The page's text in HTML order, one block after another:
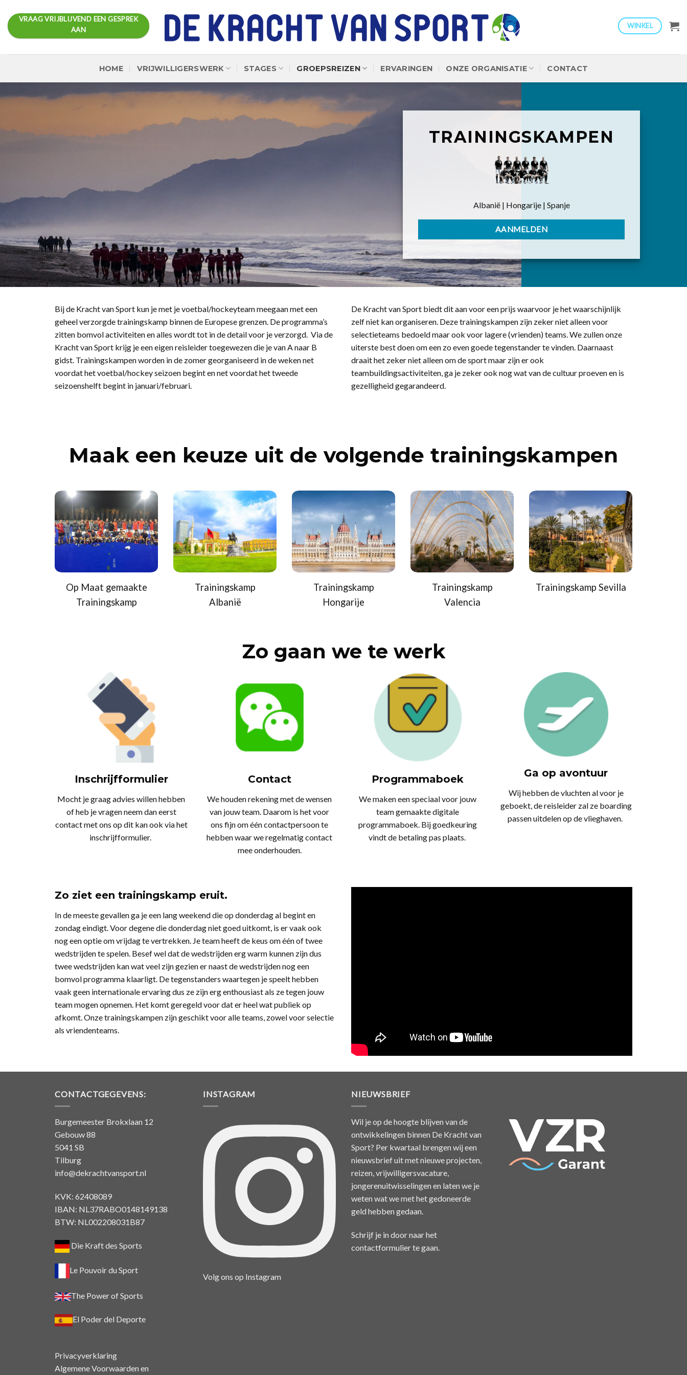
naar
inhoud
VRAAG VRIJBLIJVEND EEN GESPREK
AAN
WINKEL
HOME VRIJWILLIGERSWERK STAGES GROEPSREIZEN ERVARINGEN ONZE ORGANISATIE CONTACT
TRAININGSKAMPEN
Albanië | Hongarije | Spanje
AANMELDEN
Bij de Kracht van Sport kun je met je voetbal/hockeyteam meegaan met een
geheel verzorgde trainingskamp binnen de Europese grenzen. De programma’s
zitten bomvol activiteiten en alles wordt tot in de detail voor je verzorgd. Via de
Kracht van Sport krijg je een eigen reisleider toegewezen die je van A naar B
gidst. Trainingskampen worden in de zomer georganiseerd in de weken net
voordat het voetbal/hockey seizoen begint en net voordat het tweede
seizoenshelft begint in januari/februari.
De Kracht van Sport biedt dit aan voor een prijs waarvoor je het waarschijnlijk
zelf niet kan organiseren. Deze trainingskampen zijn zeker niet alleen voor
selectieteams bedoeld maar ook voor lagere (vrienden) teams. We zullen onze
uiterste best doen om een zo even goede tegenstander te vinden. Daarnaast
draait het zeker niet alleen om de sport maar zijn er ook
teambuildingsactiviteiten, ga je zeker ook nog wat van de cultuur proeven en is
gezelligheid gegarandeerd.
Maak een keuze uit de volgende trainingskampen
Op Maat gemaakte
Trainingskamp
Trainingskamp
Albanië
Trainingskamp
Hongarije
Trainingskamp
Valencia
Trainingskamp Sevilla
Zo gaan we te werk
Inschrijfformulier
Mocht je graag advies willen hebben
of heb je vragen neem dan eerst
contact met ons op dit kan ook via het
inschrijfformulier.
Contact
We houden rekening met de wensen
van jouw team. Daarom is het voor
ons fijn om één contactpersoon te
hebben waar we regelmatig contact
mee onderhouden.
Programmaboek
We maken een speciaal voor jouw
team gemaakte digitale
programmaboek. Bij goedkeuring
vindt de betaling pas plaats.
Ga op avontuur
Wij hebben de vluchten al voor je
geboekt, de reisleider zal ze boarding
passen uitdelen op de vlieghaven.
Zo ziet een trainingskamp eruit.
In de meeste gevallen ga je een lang weekend die op donderdag al begint en
zondag eindigt. Voor degene die donderdag niet goed uitkomt, is er vaak ook
nog een optie om vrijdag te vertrekken. Je team heeft de keus om één of twee
wedstrijden te spelen. Besef wel dat de wedstrijden erg warm kunnen zijn dus
twee wedstrijden kan wat veel zijn gezien er naast de wedstrijden nog een
bomvol programma klaarligt. De tegenstanders waartegen je speelt hebben
vaak geen internationale ervaring dus ze zijn erg enthousiast als ze tegen jouw
team mogen opnemen. Het komt geregeld voor dat er heel wat publiek op
afkomt. Onze trainingskampen zijn geschikt voor alle teams, zowel voor selectie
als vriendenteams.
CONTACTGEGEVENS:
Burgemeester Brokxlaan 12
Gebouw 88
5041 SB
Tilburg
info@dekrachtvansport.nl
KVK: 62408089
IBAN: NL37RABO0148149138
BTW: NL002208031B87
Die Kraft des Sports
Le Pouvoir du Sport
The Power of Sports
El Poder del Deporte
INSTAGRAM
Volg ons op Instagram
NIEUWSBRIEF
Wil je op de hoogte blijven van de
ontwikkelingen binnen De Kracht van
Sport? Per kwartaal brengen wij een
nieuwsbrief uit met nieuwe projecten,
reizen, vrijwilligersvacature,
jongerenuitwisselingen en laten we je
weten wat we met het gedoneerde
geld hebben gedaan.
Schrijf je in door naar het
contactformulierte gaan.
Privacyverklaring
Algemene Voorwaarden en